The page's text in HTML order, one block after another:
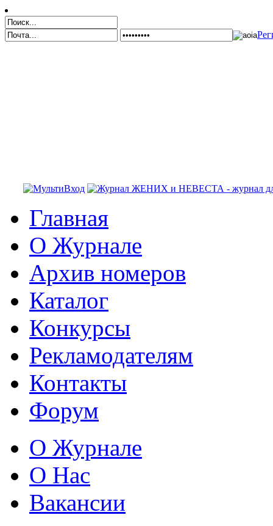
Главная
О Журнале
Архив номеров
Каталог
Конкурсы
Рекламодателям
Контакты
Форум
О Журнале
О Нас
Вакансии